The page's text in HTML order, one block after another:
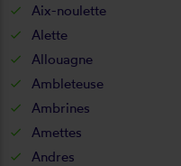
Aix-noulette
Alette
Allouagne
Ambleteuse
Ambrines
Amettes
Andres